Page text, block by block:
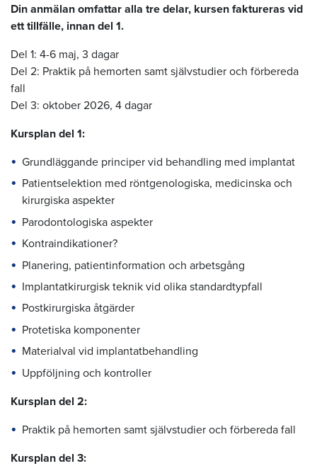
Din anmälan omfattar alla tre delar, kursen faktureras vid
ett tillfälle, innan del 1.
Del 1: 4-6 maj, 3 dagar
Del 2: Praktik på hemorten samt självstudier och förbereda
fall
Del 3: oktober 2026, 4 dagar
Kursplan del 1:
Grundläggande principer vid behandling med implantat
Patientselektion med röntgenologiska, medicinska och
kirurgiska aspekter
Parodontologiska aspekter
Kontraindikationer?
Planering, patientinformation och arbetsgång
Implantatkirurgisk teknik vid olika standardtypfall
Postkirurgiska åtgärder
Protetiska komponenter
Materialval vid implantatbehandling
Uppföljning och kontroller
Kursplan del 2:
Praktik på hemorten samt självstudier och förbereda fall
Kursplan del 3: